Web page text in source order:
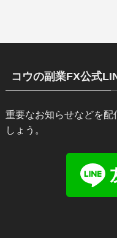
コウの副業FX公式
重要なお知らせなどを配
しょう。